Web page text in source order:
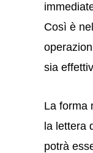
Così è
sia
La forma
la lettera
potrà